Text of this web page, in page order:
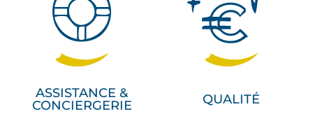
ASSISTANCE &
CONCIERGERIE
QUALITÉ